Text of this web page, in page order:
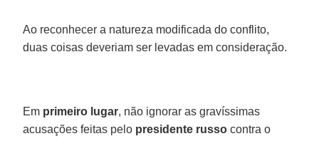
Ao reconhecer a natureza modificada do conflito,
duas coisas deveriam ser levadas em consideração.
Em primeiro lugar, não ignorar as gravíssimas
acusações feitas pelo presidente russo contra o